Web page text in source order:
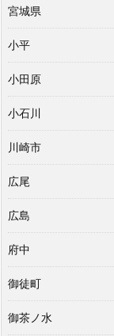
宮城県
小平
小田原
小石川
川崎市
広尾
広島
府中
御徒町
御茶ノ水